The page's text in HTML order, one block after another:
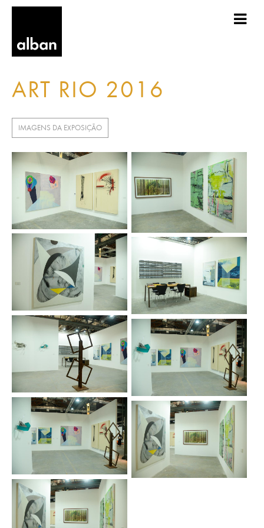
ART RIO 2016
IMAGENS DA EXPOSIÇÃO